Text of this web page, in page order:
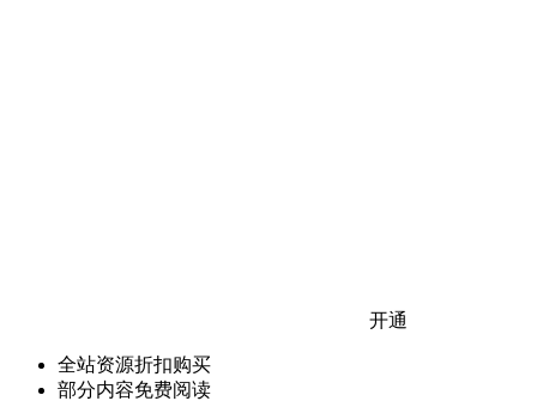
开通
全站资源折扣购买
部分内容免费阅读